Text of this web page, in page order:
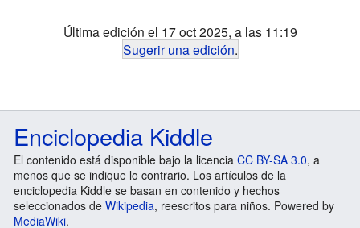
Última edición el 17 oct 2025, a las 11:19
Sugerir una edición.
Enciclopedia Kiddle
El contenido está disponible bajo la licencia CC BY-SA 3.0, a
menos que se indique lo contrario. Los artículos de la
enciclopedia Kiddle se basan en contenido y hechos
seleccionados de Wikipedia, reescritos para niños. Powered by
MediaWiki.